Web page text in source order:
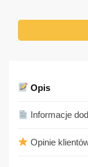
Opis
Informacje
Opinie